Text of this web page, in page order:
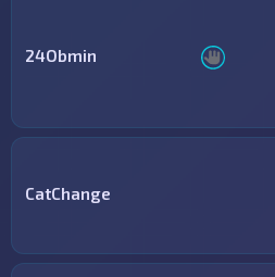
24Obmin
CatChange